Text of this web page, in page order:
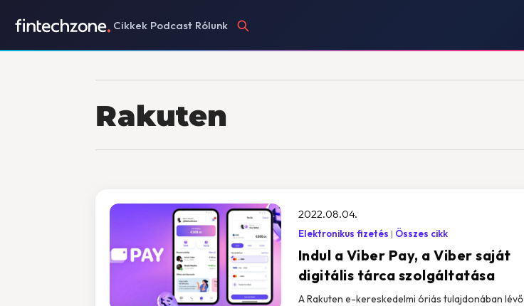
Cikkek Podcast Rólunk
Rakuten
Indul a Viber Pay, a Viber saját
digitális tárca szolgáltatása
2022.08.04.
Elektronikus fizetés Összes cikk
A Rakuten e-kereskedelmi óriás tulajdonában lévő